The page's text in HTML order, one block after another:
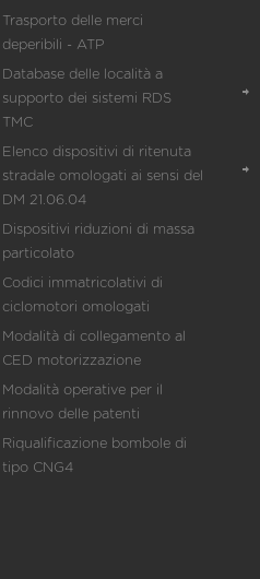
Trasporto delle merci
deperibili - ATP
Database delle località a
supporto dei sistemi RDS
TMC
Elenco dispositivi di ritenuta
stradale omologati ai sensi del
DM 21.06.04
Dispositivi riduzioni di massa
particolato
Codici immatricolativi di
ciclomotori omologati
Modalità di collegamento al
CED motorizzazione
Modalità operative per il
rinnovo delle patenti
Riqualificazione bombole di
tipo CNG4